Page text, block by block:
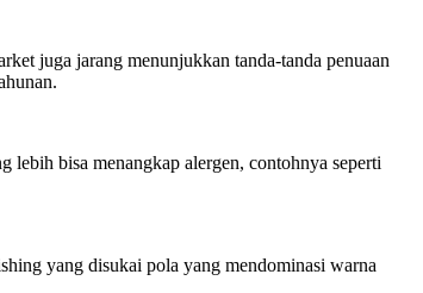
juga jarang menunjukkan tanda-tanda penuaan
bisa menangkap alergen, contohnya seperti
yang disukai pola yang mendominasi warna